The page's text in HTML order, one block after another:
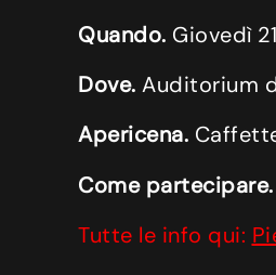
Quando. Giovedì
Dove. Auditorium
Apericena.
Come partecipare.
Tutte le info qui: